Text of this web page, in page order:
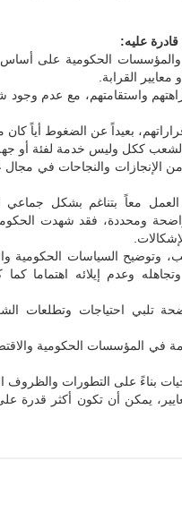
عليه:
الحكومية على أساس
القرابة.
واستقامتهم، مع عدم وجود
بعيداً عن الضغوط أياً
ككل وليس خدمة لفئة أو
والنجاحات في مجال
معاً بتناغم بشكل جماعي
ومحددة، فقد شهدت
وتوضيح السياسات الحكومية
وعدم إيلائه اهتماما
تلبي احتياجات وتطلعات
في المؤسسات الحكومية
بناءً على التطورات والظروف
يمكن أن تكون أكثر قدرة